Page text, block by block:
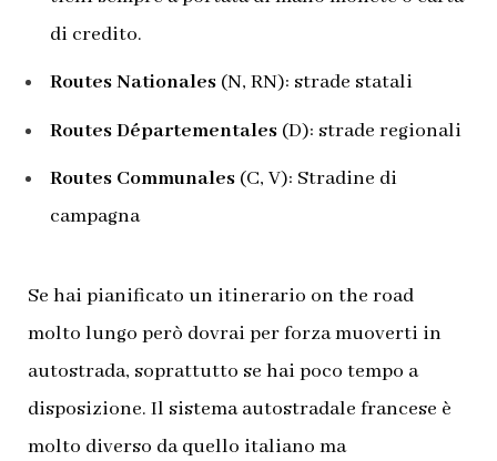
di credito.
Routes Nationales (N, RN): strade statali
Routes Départementales (D): strade regionali
Routes Communales (C, V): Stradine di
campagna
Se hai pianificato un itinerario on the road
molto lungo però dovrai per forza muoverti in
autostrada, soprattutto se hai poco tempo a
disposizione. Il sistema autostradale francese è
molto diverso da quello italiano ma